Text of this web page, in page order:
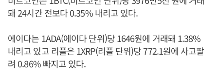
돼 24시간 전보다 0.35% 내리고 있다.
에이다는 1ADA(에이다 단위)당 1646원에 거래돼 1.38%
내리고 있고 리플은 1XRP(리플 단위)당 772.1원에 사고팔
려 0.86% 빠지고 있다.